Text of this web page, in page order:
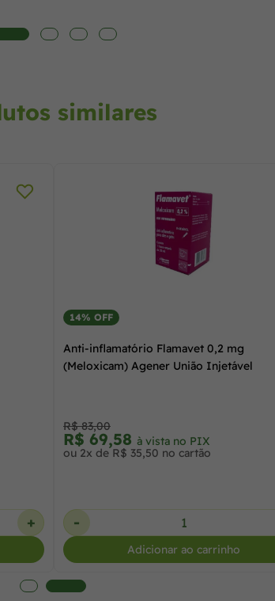
similares
+
14% OFF
Anti-inflamatório Flamavet 0,2 mg
(Meloxicam) Agener União Injetável
R$ 83,00
R$ 69,58 à vista no PIX
ou 2x de R$ 35,50 no cartão
-
Adicionar ao carrinho